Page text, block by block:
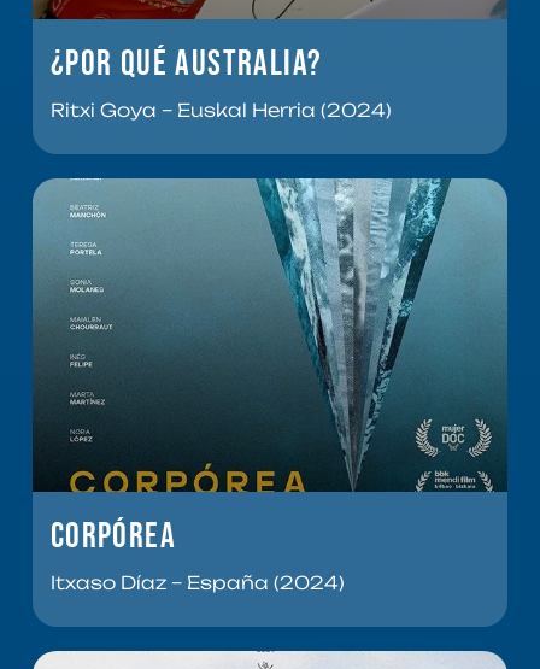
¿Por qué Australia?
Ritxi Goya – Euskal Herria (2024)
Corpórea
Itxaso Díaz – España (2024)